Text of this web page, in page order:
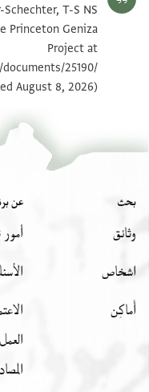
T-S NS 306.192 1v
بيان أذونات الصورة
T-S NS
Princeton Geniza
Project at
25190/
August 8, 2026).
بحث
وثائق
اشخاص
أَماكِن
عن
أمور